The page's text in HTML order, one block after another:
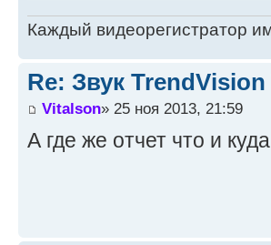
Каждый видеорегистратор
Re: Звук TrendVision
Vitalson» 25 ноя 2013, 21:59
А где же отчет что и